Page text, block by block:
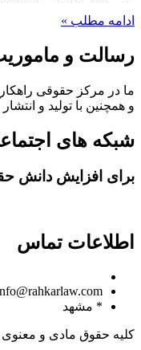
ادامه مطلب »
رسالت و
ما در مرکز حقوقی
و همچنین با تولید و
شبکه های
برای افزایش دانش
اطلاعات تماس
* مشهد
کلیه حقوق مادی و